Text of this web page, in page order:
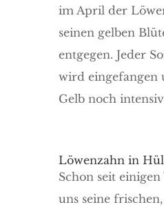
im April der
seinen gelben
entgegen. Jeder
wird eingefangen
Gelb noch
Löwenzahn in
Schon seit
uns seine